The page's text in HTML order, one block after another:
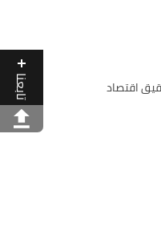
تابعنا
، والذي ينشد تحقيق اقتصاد